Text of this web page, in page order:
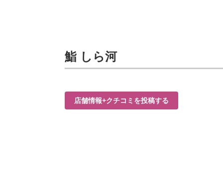
鮨 しら河
店舗情報+クチコミを投稿する